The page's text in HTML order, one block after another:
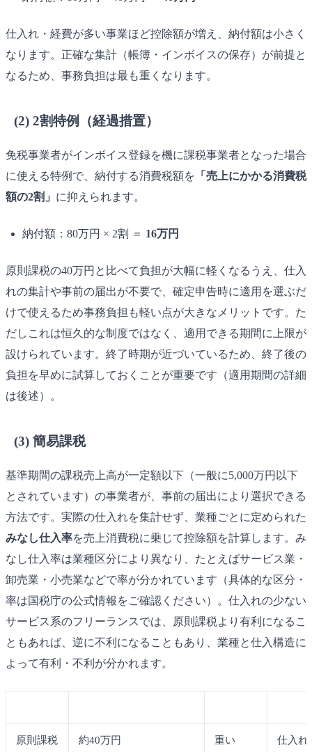
仕入れ・経費が多い事業ほど控除額が増え、納付額は小さく
なります。正確な集計（帳簿・インボイスの保存）が前提と
なるため、事務負担は最も重くなります。
(2) 2割特例（経過措置）
免税事業者がインボイス登録を機に課税事業者となった場合
に使える特例で、納付する消費税額を 「売上にかかる消費税
額の2割」 に抑えられます。
納付額：80万円 × 2割 ＝ 16万円
原則課税の40万円と比べて負担が大幅に軽くなるうえ、仕入
れの集計や事前の届出が不要で、確定申告時に適用を選ぶだ
けで使えるため事務負担も軽い点が大きなメリットです。た
だしこれは恒久的な制度ではなく、適用できる期間に上限が
設けられています。終了時期が近づいているため、終了後の
負担を早めに試算しておくことが重要です（適用期間の詳細
は後述）。
(3) 簡易課税
基準期間の課税売上高が一定額以下（一般に5,000万円以下
とされています）の事業者が、事前の届出により選択できる
方法です。実際の仕入れを集計せず、業種ごとに定められた
みなし仕入率を売上消費税に乗じて控除額を計算します。み
なし仕入率は業種区分により異なり、たとえばサービス業・
卸売業・小売業などで率が分かれています（具体的な区分・
率は国税庁の公式情報をご確認ください）。仕入れの少ない
サービス系のフリーランスでは、原則課税より有利になるこ
ともあれば、逆に不利になることもあり、業種と仕入構造に
よって有利・不利が分かれます。
原則課税 約40万円 重い
仕入れ